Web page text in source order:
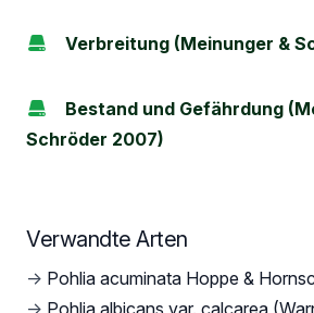
Verbreitung (Meinunger &
Bestand und Gefährdung
Schröder 2007)
Verwandte Arten
→ Pohlia acuminata Hoppe &